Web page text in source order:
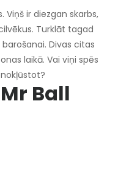
Viņš ir diezgan skarbs,
Turklāt tagad
Divas citas
laikā. Vai viņi spēs
Ball